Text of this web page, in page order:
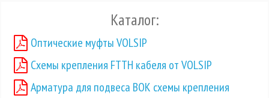
Каталог:
Оптические муфты VOLSIP
Схемы крепления FTTH кабеля от VOLSIP
Арматура для подвеса ВОК схемы крепления